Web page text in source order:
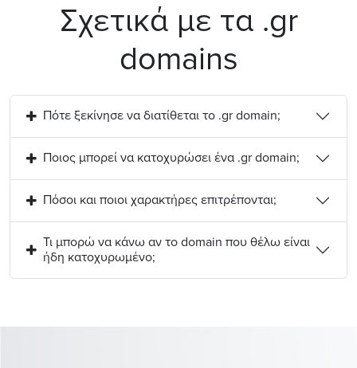
Σχετικά με τα .gr
domains
Πότε ξεκίνησε να διατίθεται το .gr domain;
Ποιος μπορεί να κατοχυρώσει ένα .gr domain;
Πόσοι και ποιοι χαρακτήρες επιτρέπονται;
Τι μπορώ να κάνω αν το domain που θέλω είναι
ήδη κατοχυρωμένο;